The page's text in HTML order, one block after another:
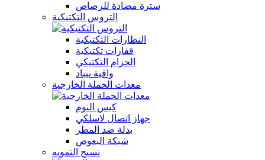
سترة مضادة للرصاص
التروس التكتيكية
النظارات التكتيكية
قفازات تكتيكية
الحزام التكتيكي
واقية نيباد
معدات الحملة الخارجية
كيس النوم
جهاز اتصال لاسلكي
بدلة ضد المطر
شبكة البعوض
نسيج التمويه